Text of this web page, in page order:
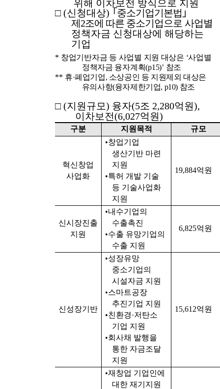
위해 이차보전 방식으로 지원
□ (신청대상) ｢ 중소기업기본법 ｣
제 2조에 따른 중소기업으로 사업별
정책자금 신청대상에 해당하는
기업
* 창업기반자금 등 사업별 지원 대상은 ‘사업별
정책자금 융자계획(p15)’ 참조
** 휴·폐업기업, 소상공인 등 지원제외 대상은
유의사항(융자제한기업, p10) 참조
□ (지원규모) 융자(5조 2,280억원),
이차보전(6,027억원)
구분 지원목적 규모
혁신창업
사업화
•창업기업
생산기반 마련
지원
•특허 개발 기술
등 기술사업화
지원
19,884억원
신시장진출
지원
•내수기업의
수출촉진
•수출 유망기업의
수출 지원
6,825억원
신성장기반
•성장유망
중소기업의
시설자금 지원
•스마트공장
추진기업 지원
•친환경·저탄소
기업 지원
•회사채 발행을
통한 자금조달
지원
15,612억원
•재창업 기업인에
대한 재기지원